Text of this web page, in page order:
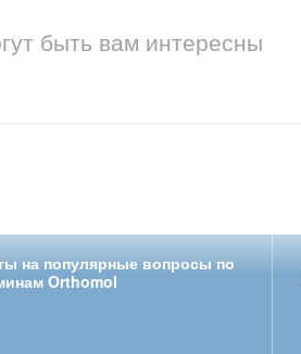
быть вам интересны
на популярные вопросы по
Orthomol